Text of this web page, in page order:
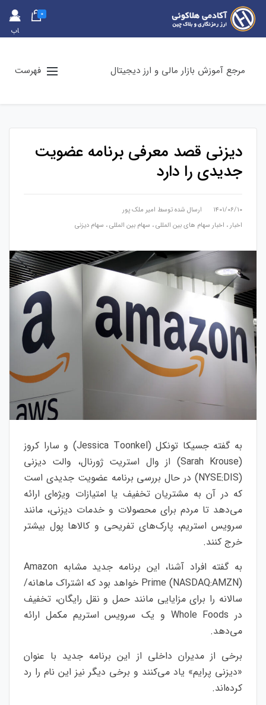
حس
اب
0
مرجع آموزش بازار مالی و ارز دیجیتال فهرست
دیزنی قصد معرفی برنامه عضویت
جدیدی را دارد
۱۴۰۱/۰۶/۱۰ ارسال شده توسط امیر ملک پور
اخبار ، اخبار سهام های بین المللی، سهام بین المللی، سهام دیزنی
به گفته جسیکا تونکل (Jessica Toonkel) و سارا کروز
(Sarah Krouse) از وال استریت ژورنال، والت دیزنی
(NYSE:DIS) در حال بررسی برنامه عضویت جدیدی است
که در آن به مشتریان تخفیف یا امتیازات ویژه‌ای ارائه
می‌دهد تا مردم برای محصولات و خدمات دیزنی، مانند
سرویس استریم، پارک‌های تفریحی و کالاها پول بیشتر
خرج کنند.
به گفته افراد آشنا، این برنامه جدید مشابه Amazon
Prime (NASDAQ:AMZN) خواهد بود که اشتراک ماهانه/
سالانه را برای مزایایی مانند حمل و نقل رایگان، تخفیف
در Whole Foods و یک سرویس استریم مکمل ارائه
می‌دهد.
برخی از مدیران داخلی از این برنامه جدید با عنوان
«دیزنی پرایم» یاد می‌کنند و برخی دیگر نیز این نام را رد
کرده‌اند.